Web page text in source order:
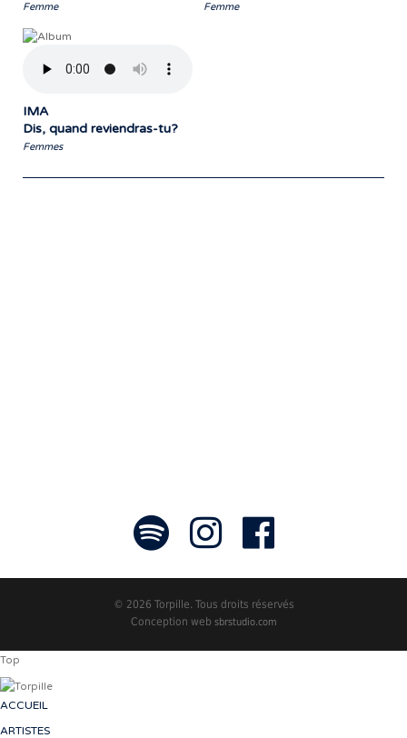
Femme Femme
IMA
Dis, quand reviendras-tu?
Femmes
© 2026 Torpille. Tous droits réservés
Conception web sbrstudio.com
Top
ACCUEIL
ARTISTES